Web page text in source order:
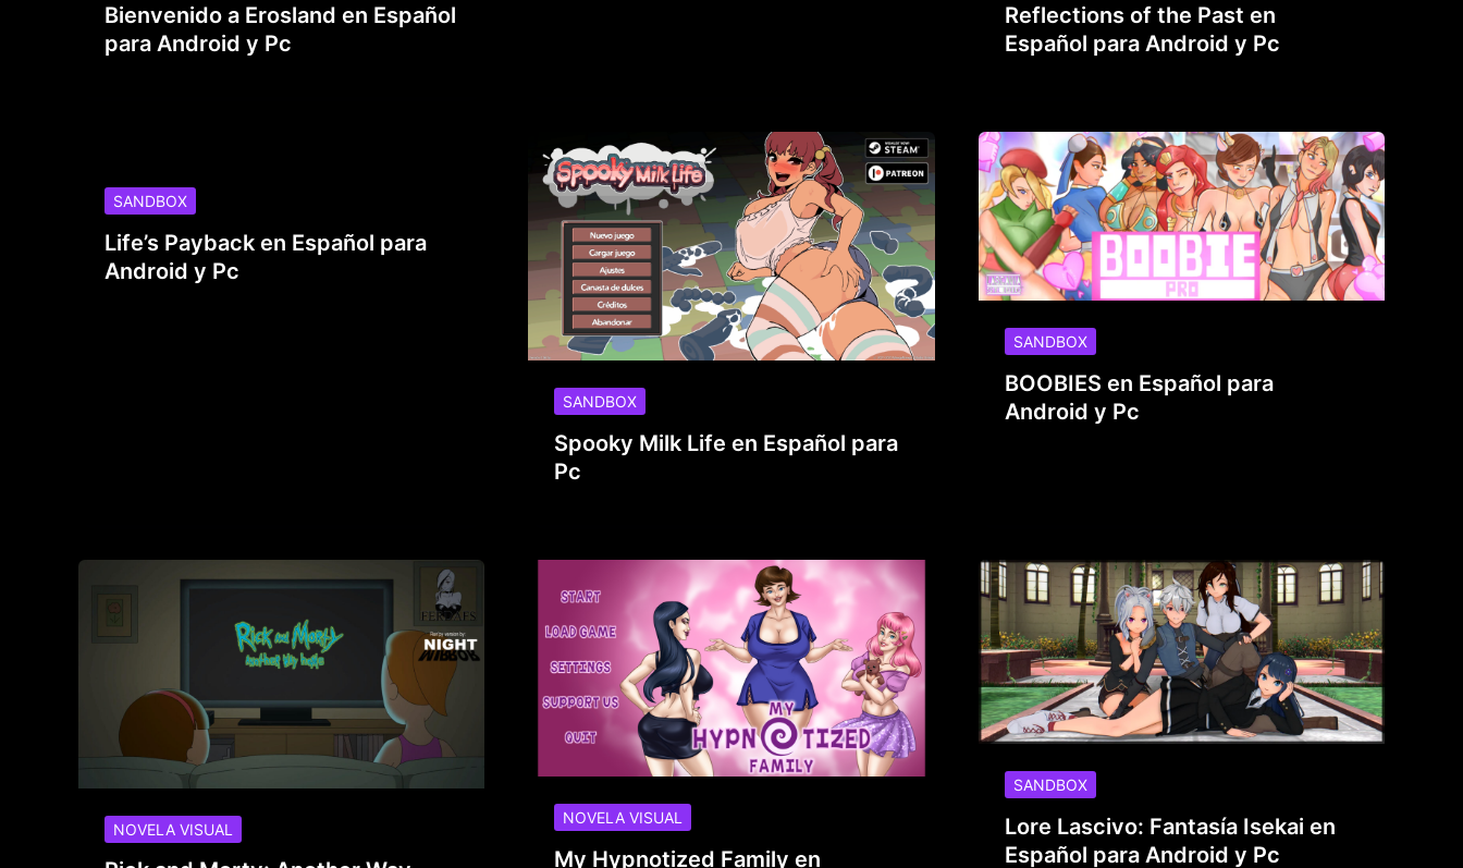
Bienvenido a Erosland en Español
para Android y Pc
Reflections of the Past en
Español para Android y Pc
SANDBOX
Life’s Payback en Español para
Android y Pc
SANDBOX
Spooky Milk Life en Español para
Pc
SANDBOX
BOOBIES en Español para
Android y Pc
NOVELA VISUAL
NOVELA VISUAL
My Hypnotized Family en
SANDBOX
Lore Lascivo: Fantasía Isekai en
Español para Android y Pc